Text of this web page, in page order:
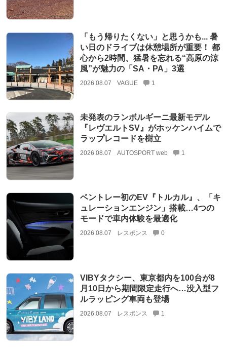
「もう帰りたくない」と思うかも... 暑
い日のドライブは休憩場所が重要！ 都
心から2時間、猛暑を忘れる“高原の涼
風”が魅力の「SA・PA」3選
2026.08.07 VAGUE 1
未発表のランボルギーニ最新モデル
『レヴエルトSV』がホッケンハイムで
ラップレコードを樹立
2026.08.07 AUTOSPORT web 1
ベントレー初のEV『トルカル』、「キ
ュレーションエンジン」搭載…4つの
モードで車内体験を最適化
2026.08.07 レスポンス 0
VIBYタクシー、東京都内を100台が8
月10日から期間限定走行へ…没入型フ
ルラッピング車両も登場
2026.08.07 レスポンス 1